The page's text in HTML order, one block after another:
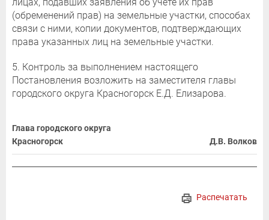
(обременений прав) на земельные участки, способах
связи с ними, копии документов, подтверждающих
права указанных лиц на земельные участки.
5. Контроль за выполнением настоящего
Постановления возложить на заместителя главы
городского округа Красногорск Е.Д. Елизарова.
Глава городского округа
Красногорск
Д.В. Волков
Распечатать